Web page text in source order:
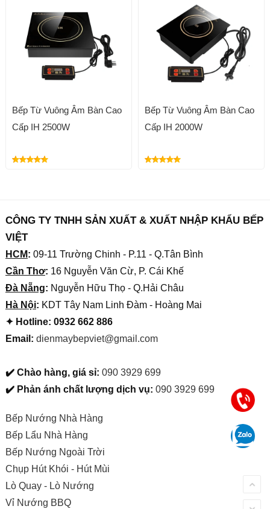
Bếp Từ Vuông Âm Bàn Cao
Cấp IH 2500W
Bếp Từ Vuông Âm Bàn Cao
Cấp IH 2000W
CÔNG TY TNHH SẢN XUẤT & XUẤT NHẬP KHẨU BẾP
VIỆT
HCM: 09-11 Trường Chinh - P.11 - Q.Tân Bình
Cần Thơ: 16 Nguyễn Văn Cừ, P. Cái Khế
Đà Nẵng: Nguyễn Hữu Thọ - Q.Hải Châu
Hà Nội: KDT Tây Nam Linh Đàm - Hoàng Mai
✦ Hotline: 0932 662 886
Email: dienmaybepviet@gmail.com
✔️ Chào hàng, giá sỉ: 090 3929 699
✔️ Phản ánh chất lượng dịch vụ: 090 3929 699
Bếp Nướng Nhà Hàng
Bếp Lẩu Nhà Hàng
Bếp Nướng Ngoài Trời
Chụp Hút Khói - Hút Mùi
Lò Quay - Lò Nướng
Vỉ Nướng BBQ